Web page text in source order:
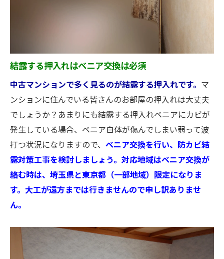
結露する押入れはベニア交換は必須
中古マンションで多く見るのが結露する押入れです。 マ
ンションに住んでいる皆さんのお部屋の押入れは大丈夫
でしょうか？あまりにも結露する押入れベニアにカビが
発生している場合、ベニア自体が傷んでしまい弱って波
打つ状況になりますので、 ベニア交換を行い、防カビ結
露対策工事を検討しましょう。対応地域はベニア交換が
絡む時は、埼玉県と東京都（一部地域）限定になりま
す。大工が遠方までは行きませんので申し訳ありませ
ん。